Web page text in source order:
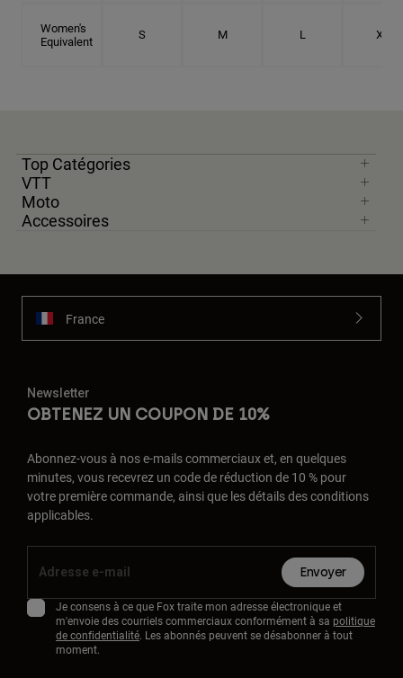
Women's
Equivalent
S M L XL
Top Catégories
VTT
Moto
Accessoires
France
Newsletter
OBTENEZ UN COUPON DE 10%
Abonnez-vous à nos e-mails commerciaux et, en quelques
minutes, vous recevrez un code de réduction de 10 % pour
votre première commande, ainsi que les détails des conditions
applicables.
Envoyer
Je consens à ce que Fox traite mon adresse électronique et
m'envoie des courriels commerciaux conformément à sa politique
de confidentialité. Les abonnés peuvent se désabonner à tout
moment.